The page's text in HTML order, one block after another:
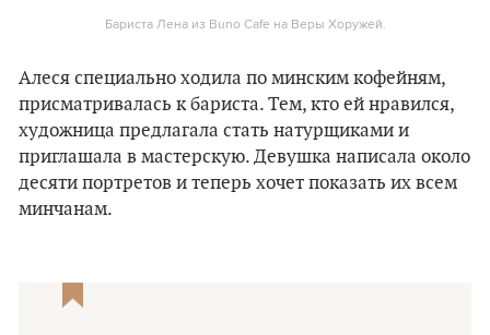
Бариста Лена из Buno Cafe на Веры Хоружей.
Алеся специально ходила по минским кофейням,
присматривалась к бариста. Тем, кто ей нравился,
художница предлагала стать натурщиками и
приглашала в мастерскую. Девушка написала около
десяти портретов и теперь хочет показать их всем
минчанам.